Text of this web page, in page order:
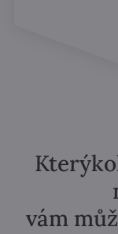
vám